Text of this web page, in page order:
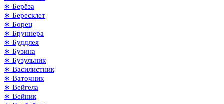
∗ Берёза
∗ Бересклет
∗ Борец
∗ Бруннера
∗ Буддлея
∗ Бузина
∗ Бузульник
∗ Василистник
∗ Ваточник
∗ Вейгела
∗ Вейник